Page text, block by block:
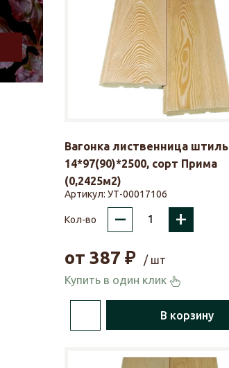
Вагонка лиственница штиль
14*97(90)*2500, сорт Прима
(0,2425м2)
Артикул: УТ-00017106
Кол-во – +
от 387 ₽
/ шт
Купить в один клик
В корзину